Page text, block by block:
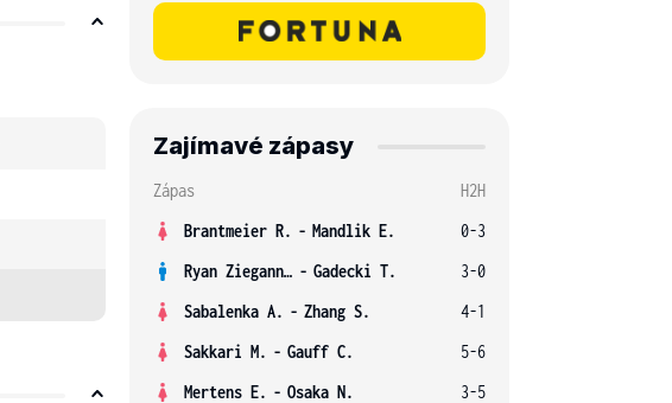
Zajímavé zápasy
Zápas
H2H
Brantmeier R. - Mandlik E.
0-3
Ryan Ziegann S. - Gadecki T.
3-0
Sabalenka A. - Zhang S.
4-1
Sakkari M. - Gauff C.
5-6
Mertens E. - Osaka N.
3-5